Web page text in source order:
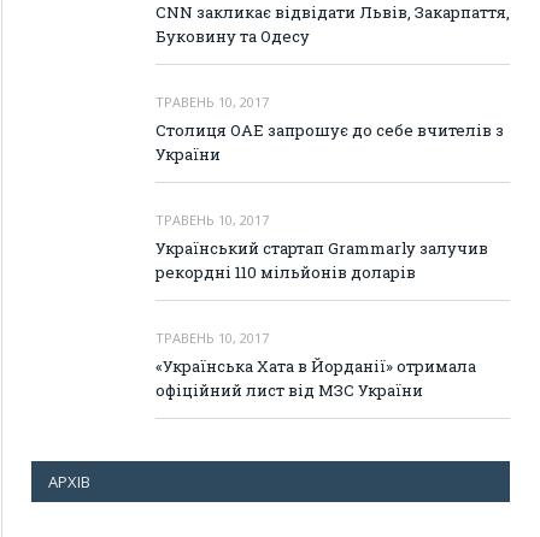
СNN закликає відвідати Львів, Закарпаття,
Буковину та Одесу
ТРАВЕНЬ 10, 2017
Столиця ОАЕ запрошує до себе вчителів з
України
ТРАВЕНЬ 10, 2017
Український стартап Grammarly залучив
рекордні 110 мільйонів доларів
ТРАВЕНЬ 10, 2017
«Українська Хата в Йорданії» отримала
офіційний лист від МЗС України
АРХІВ